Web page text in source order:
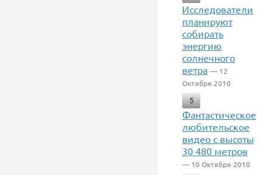
Исследователи
планируют
собирать
энергию
солнечного
ветра — 12
Октября 2010
5
Фантастическое
любительское
видео с высоты
30 480 метров
— 10 Октября 2010